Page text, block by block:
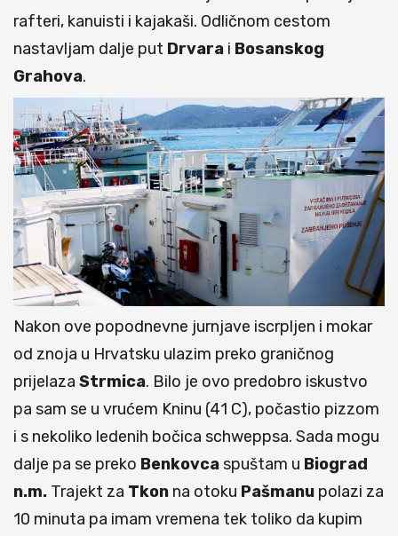
rafteri, kanuisti i kajakaši. Odličnom cestom
nastavljam dalje put Drvara i Bosanskog
Grahova.
Nakon ove popodnevne jurnjave iscrpljen i mokar
od znoja u Hrvatsku ulazim preko graničnog
prijelaza Strmica. Bilo je ovo predobro iskustvo
pa sam se u vrućem Kninu (41 C), počastio pizzom
i s nekoliko ledenih bočica schweppsa. Sada mogu
dalje pa se preko Benkovcaspuštam u Biograd
n.m. Trajekt za Tkon na otoku Pašmanu polazi za
10 minuta pa imam vremena tek toliko da kupim